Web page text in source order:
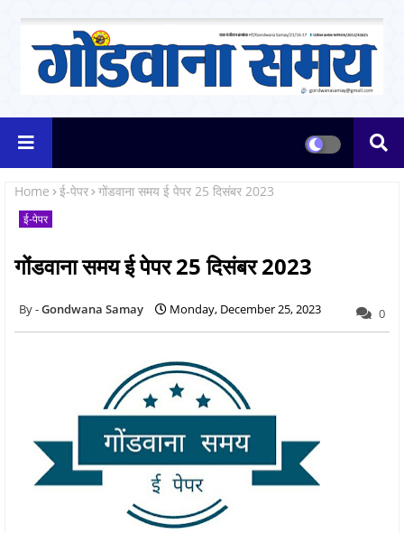
Home ई-पेपर गोंडवाना समय ई पेपर 25 दिसंबर 2023
ई-पेपर
गोंडवाना समय ई पेपर 25 दिसंबर 2023
Gondwana Samay Monday, December 25, 2023 0